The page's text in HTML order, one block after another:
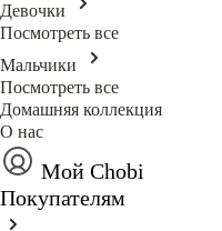
Девочки
Посмотреть все
Мальчики
Посмотреть все
Домашняя коллекция
О нас
Мой Chobi
Покупателям